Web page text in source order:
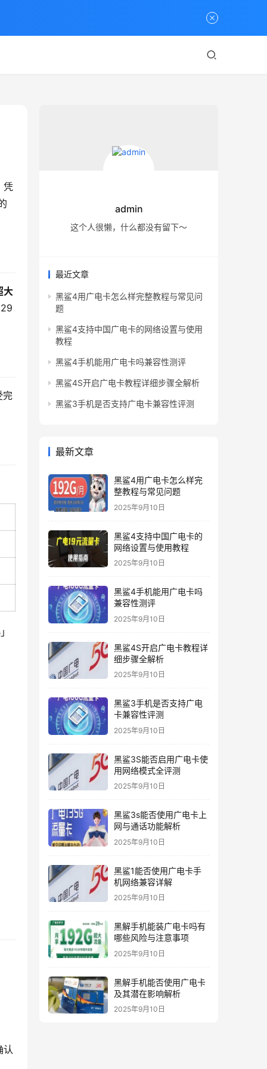
凭
大
完
认
admin
这个人很懒，什么都没有留下～
最近文章
黑鲨4用广电卡怎么样完整教程与常见问
题
黑鲨4支持中国广电卡的网络设置与使用
教程
黑鲨4手机能用广电卡吗兼容性测评
黑鲨4S开启广电卡教程详细步骤全解析
黑鲨3手机是否支持广电卡兼容性评测
最新文章
黑鲨4用广电卡怎么样完
整教程与常见问题
2025年9月10日
黑鲨4支持中国广电卡的
网络设置与使用教程
2025年9月10日
黑鲨4手机能用广电卡吗
兼容性测评
2025年9月10日
黑鲨4S开启广电卡教程详
细步骤全解析
2025年9月10日
黑鲨3手机是否支持广电
卡兼容性评测
2025年9月10日
黑鲨3S能否启用广电卡使
用网络模式全评测
2025年9月10日
黑鲨3s能否使用广电卡上
网与通话功能解析
2025年9月10日
黑鲨1能否使用广电卡手
机网络兼容详解
2025年9月10日
黑解手机能装广电卡吗有
哪些风险与注意事项
2025年9月10日
黑解手机能否使用广电卡
及其潜在影响解析
2025年9月10日